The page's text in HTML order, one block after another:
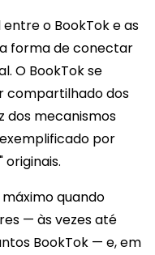
o BookTok e as
forma de conectar
O BookTok se
compartilhado dos
dos mecanismos
por
originais.
quando
— às vezes até
BookTok — e, em